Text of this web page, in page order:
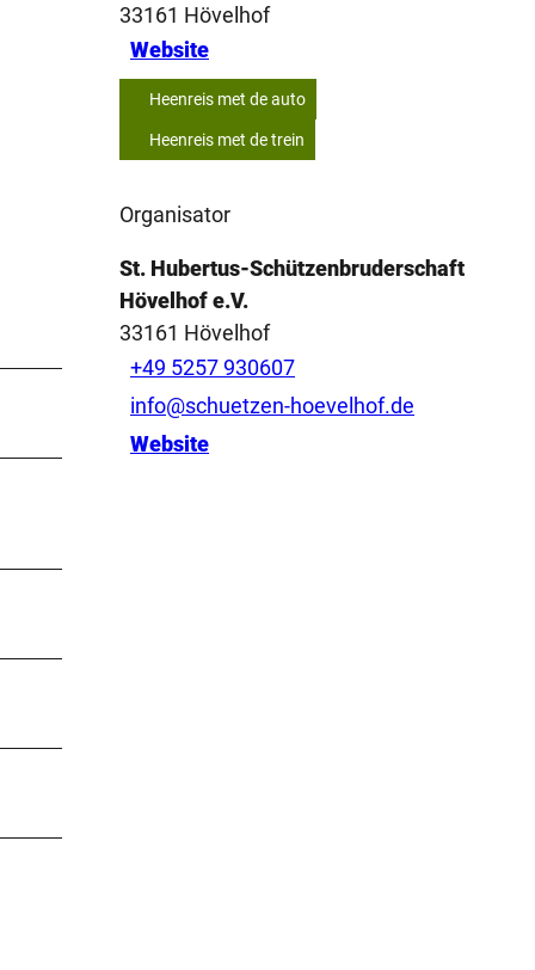
33161 Hövelhof
Website
Heenreis met de auto
Heenreis met de trein
Organisator
St. Hubertus-Schützenbruderschaft
Hövelhof e.V.
33161 Hövelhof
+49 5257 930607
info@schuetzen-hoevelhof.de
Website